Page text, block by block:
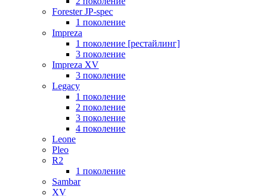
Forester JP-spec
1 поколение
Impreza
1 поколение [рестайлинг]
3 поколение
Impreza XV
3 поколение
Legacy
1 поколение
2 поколение
3 поколение
4 поколение
Leone
Pleo
R2
1 поколение
Sambar
XV